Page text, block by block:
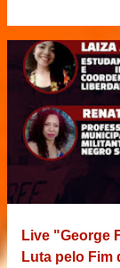
Live "George
Luta pelo Fim